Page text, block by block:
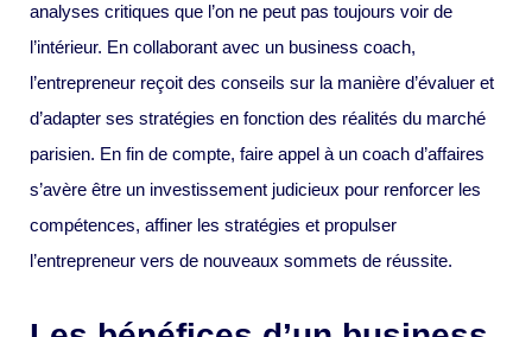
analyses critiques que l’on ne peut pas toujours voir de
l’intérieur. En collaborant avec un business coach,
l’entrepreneur reçoit des conseils sur la manière d’évaluer et
d’adapter ses stratégies en fonction des réalités du marché
parisien. En fin de compte, faire appel à un coach d’affaires
s’avère être un investissement judicieux pour renforcer les
compétences, affiner les stratégies et propulser
l’entrepreneur vers de nouveaux sommets de réussite.